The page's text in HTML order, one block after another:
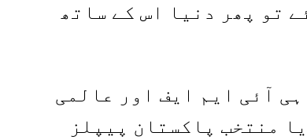
تو پھر دنیا اس کے ساتھ
آئی ایم ایف اور عالمی
منتخب پاکستان پیپلز